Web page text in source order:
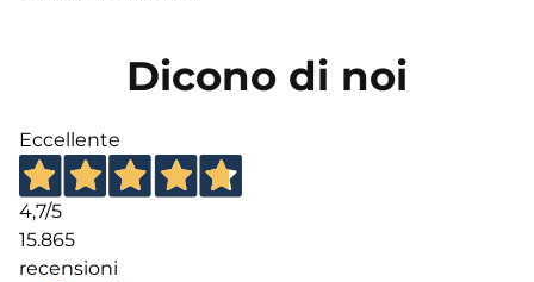
Dicono di noi
Eccellente
4,7/5
15.865
recensioni